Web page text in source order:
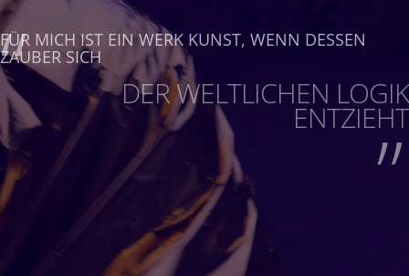
“
FÜR MICH IST EIN WERK KUNST, WENN DESSEN
ZAUBER SICH
DER WELTLICHEN LOGIK
ENTZIEHT
„